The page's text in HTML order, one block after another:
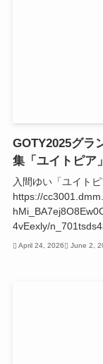
GOTY2025グラ
集「ユイトピア
入間ゆい「ユイト
https://
4vEexly/
April 24, 2026 June 2,